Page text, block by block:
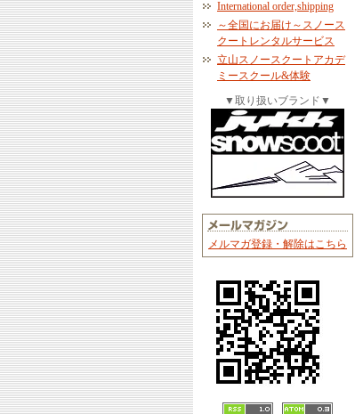
International order,shipping
～全国にお届け～スノース
クートレンタルサービス
立山スノースクートアカデ
ミースクール&体験
▼取り扱いブランド▼
メルマガ登録・解除はこちら